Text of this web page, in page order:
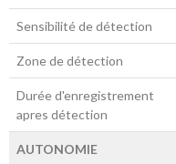
Sensibilité de détection
Zone de détection
Durée d'enregistrement
apres détection
AUTONOMIE